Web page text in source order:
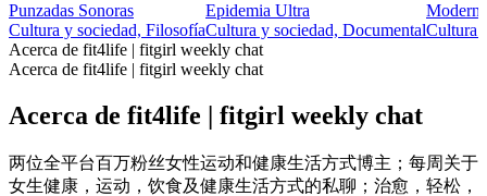
Punzadas Sonoras
Cultura y sociedad, Filosofía
Epidemia Ultra
Cultura y sociedad, Documental
Modern
Cultura
Acerca de fit4life | fitgirl weekly chat
Acerca de fit4life | fitgirl weekly chat
Acerca de fit4life | fitgirl weekly chat
两位全平台百万粉丝女性运动和健康生活方式博主；每周关于
女生健康，运动，饮食及健康生活方式的私聊；治愈，轻松，